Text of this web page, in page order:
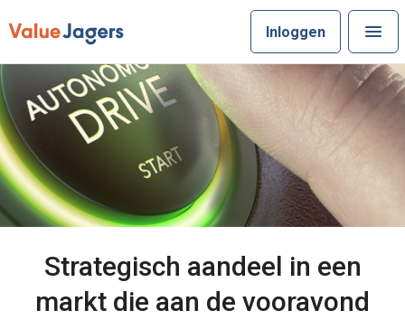
Inloggen
Strategisch aandeel in een
markt die aan de vooravond